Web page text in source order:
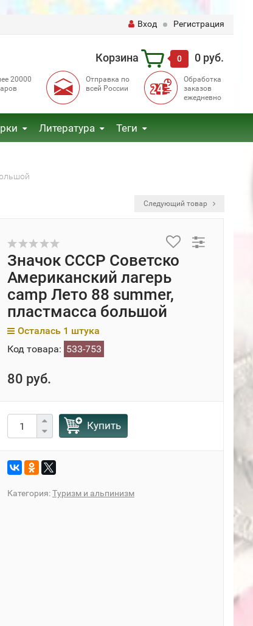
Вход Регистрация
Корзина 0 0 руб.
20000
Отправка по
всей России
Обработка
заказов
ежедневно
Литература Теги
Следующий товар
Значок СССР Советско
Американский лагерь
camp Лето 88 summer,
пластмасса большой
Осталась 1 штука
Код товара: 533-753
80 руб.
Купить
Категория:Туризм и альпинизм